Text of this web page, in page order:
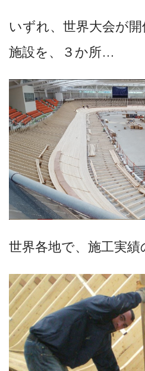
いずれ、世界大会が
施設を、３か所…
世界各地で、施工実